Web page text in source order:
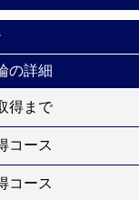
の詳細
得まで
コース
コース